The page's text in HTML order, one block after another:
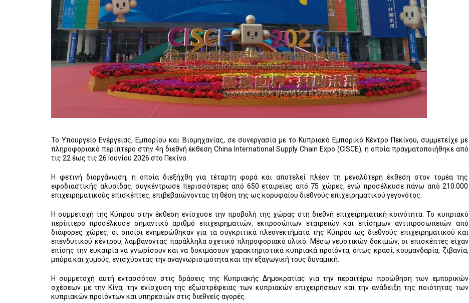
Το Υπουργείο Ενέργειας, Εμπορίου και Βιομηχανίας, σε συνεργασία με το Κυπριακό Εμπορικό Κέντρο Πεκίνου, συμμετείχε με
πληροφοριακό περίπτερο στην 4η διεθνή έκθεση China International Supply Chain Expo (CISCE), η οποία πραγματοποιήθηκε από
τις 22 έως τις 26 Ιουνίου 2026 στο Πεκίνο.
Η φετινή διοργάνωση, η οποία διεξήχθη για τέταρτη φορά και αποτελεί πλέον τη μεγαλύτερη έκθεση στον τομέα της
εφοδιαστικής αλυσίδας, συγκέντρωσε περισσότερες από 650 εταιρείες από 75 χώρες, ενώ προσέλκυσε πάνω από 210.000
επιχειρηματικούς επισκέπτες, επιβεβαιώνοντας τη θέση της ως κορυφαίου διεθνούς επιχειρηματικού γεγονότος.
Η συμμετοχή της Κύπρου στην έκθεση ενίσχυσε την προβολή της χώρας στη διεθνή επιχειρηματική κοινότητα. Το κυπριακό
περίπτερο προσέλκυσε σημαντικό αριθμό επιχειρηματιών, εκπροσώπων εταιρειών και επίσημων αντιπροσωπειών από
διάφορες χώρες, οι οποίοι ενημερώθηκαν για τα συγκριτικά πλεονεκτήματα της Κύπρου ως διεθνούς επιχειρηματικού και
επενδυτικού κέντρου, λαμβάνοντας παράλληλα σχετικό πληροφοριακό υλικό. Μέσω γευστικών δοκιμών, οι επισκέπτες είχαν
επίσης την ευκαιρία να γνωρίσουν και να δοκιμάσουν χαρακτηριστικά κυπριακά προϊόντα, όπως κρασί, κουμανδαρία, ζιβανία,
μπύρα και χυμούς, ενισχύοντας την αναγνωρισιμότητα και την εξαγωγική τους δυναμική.
Η συμμετοχή αυτή εντασσόταν στις δράσεις της Κυπριακής Δημοκρατίας για την περαιτέρω προώθηση των εμπορικών
σχέσεων με την Κίνα, την ενίσχυση της εξωστρέφειας των κυπριακών επιχειρήσεων και την ανάδειξη της ποιότητας των
κυπριακών προϊόντων και υπηρεσιών στις διεθνείς αγορές.